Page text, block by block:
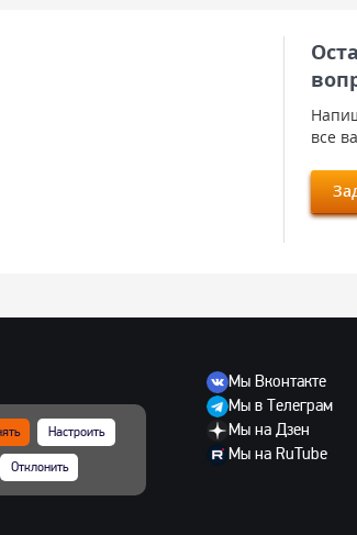
все
Мы Вконтакте
Мы в Телеграм
Мы на Дзен
Мы на RuTube
Настроить
Отклонить